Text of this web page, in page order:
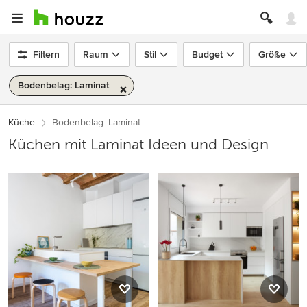
Filtern Raum Stil Budget Größe
Bodenbelag: Laminat
Küche Bodenbelag: Laminat
Küchen mit Laminat Ideen und Design